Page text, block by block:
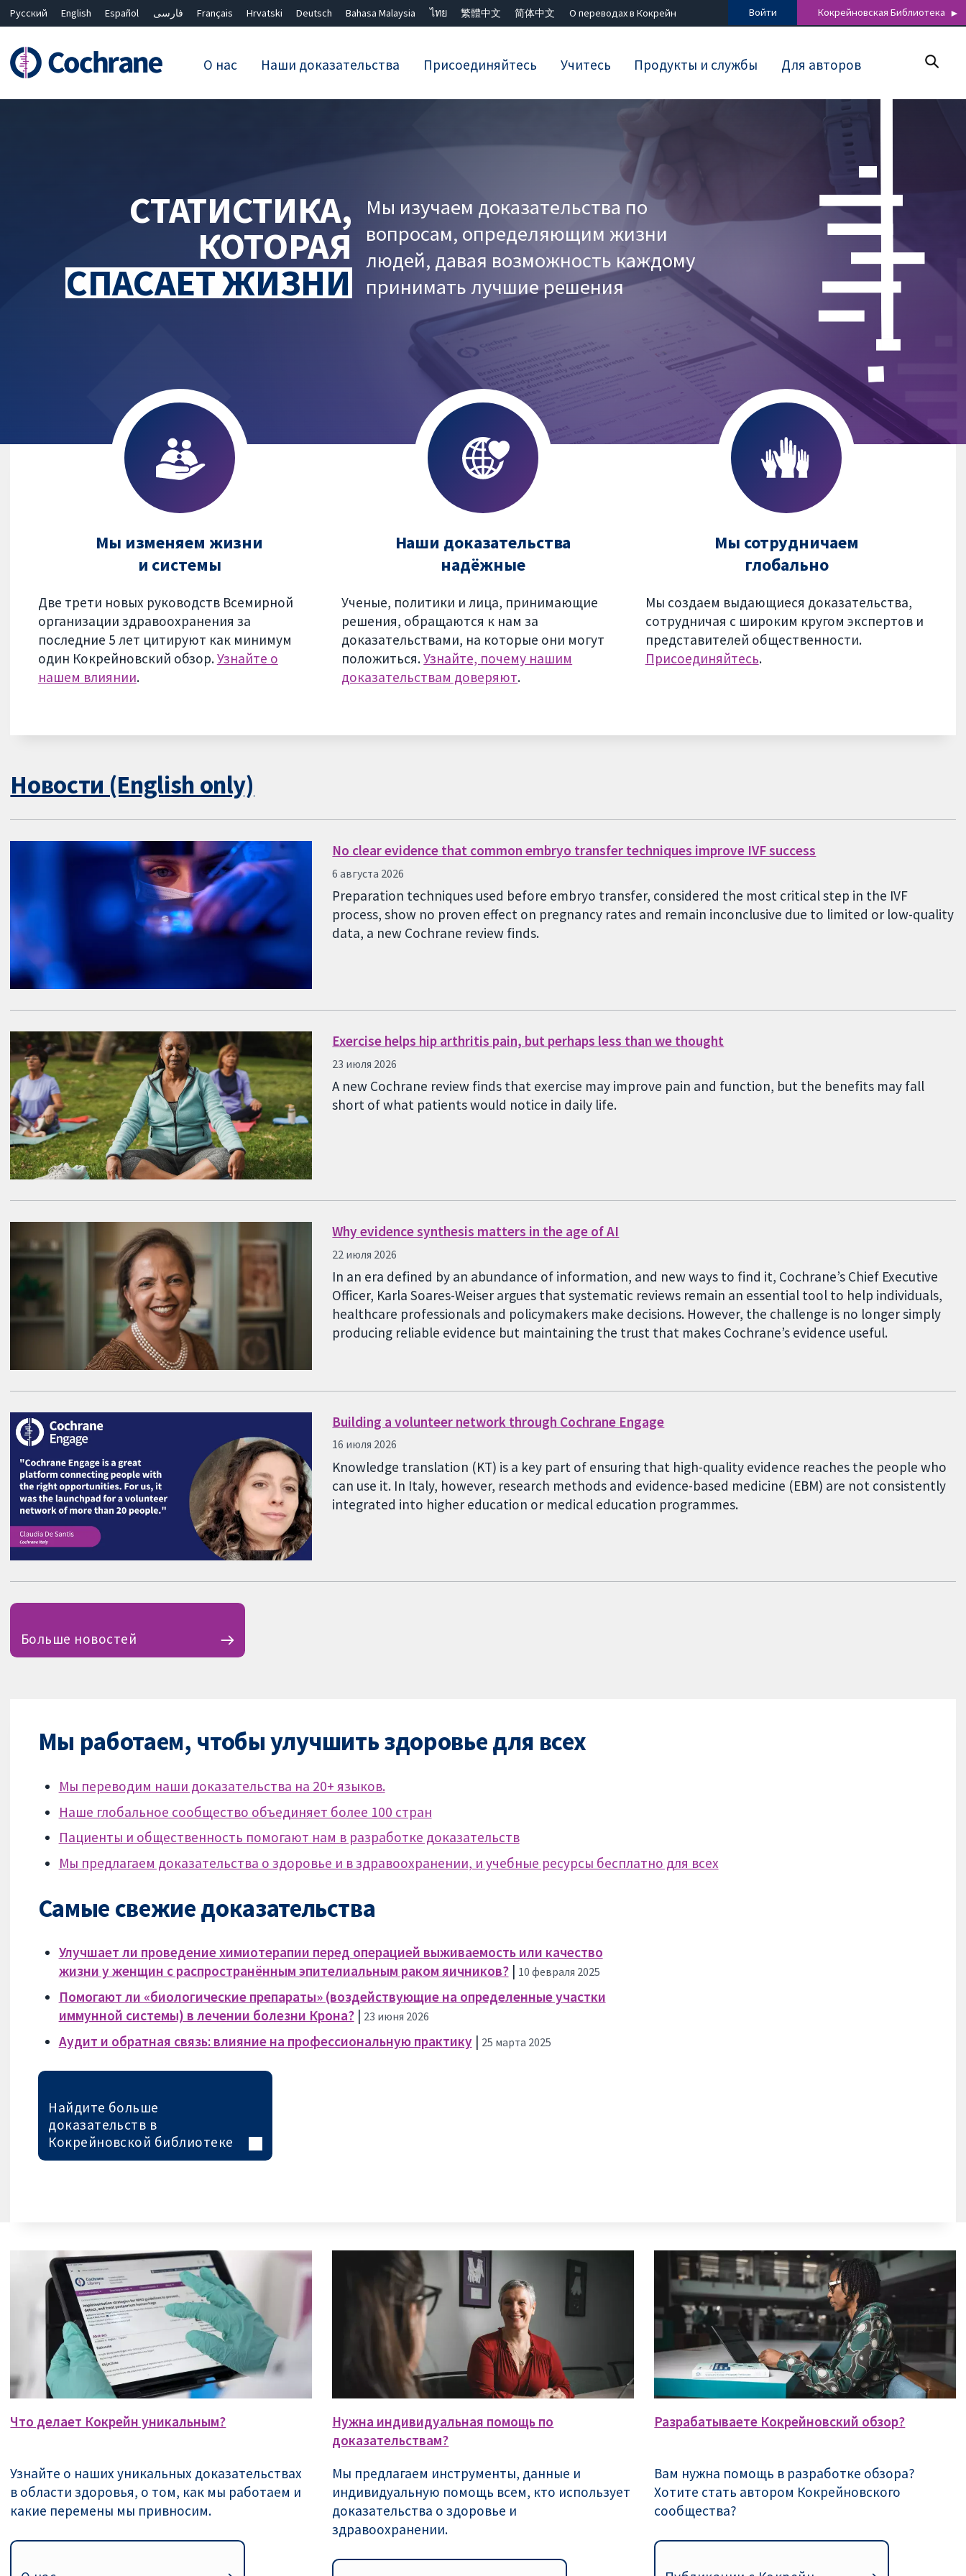
Русский English Español فارسی Français Hrvatski Deutsch Bahasa Malaysia ไทย 繁體中文 简体中文 О переводах в Кокрейн Войти Кокрейновская Библиотека
О нас Наши доказательства Присоединяйтесь Учитесь Продукты и службы Для авторов
СТАТИСТИКА,
КОТОРАЯ
СПАСАЕТ ЖИЗНИ
Мы изучаем доказательства по
вопросам, определяющим жизни
людей, давая возможность каждому
принимать лучшие решения
Мы изменяем жизни
и системы
Две трети новых руководств Всемирной
организации здравоохранения за
последние 5 лет цитируют как минимум
один Кокрейновский обзор.Узнайте о
нашем влиянии.
Наши доказательства
надёжные
Ученые, политики и лица, принимающие
решения, обращаются к нам за
доказательствами, на которые они могут
положиться.Узнайте, почему нашим
доказательствам доверяют.
Мы сотрудничаем
глобально
Мы создаем выдающиеся доказательства,
сотрудничая с широким кругом экспертов и
представителей общественности.
Присоединяйтесь.
Новости (English only)
No clear evidence that common embryo transfer techniques improve IVF success
6 августа 2026
Preparation techniques used before embryo transfer, considered the most critical step in the IVF
process, show no proven effect on pregnancy rates and remain inconclusive due to limited or low-quality
data, a new Cochrane review finds.
Exercise helps hip arthritis pain, but perhaps less than we thought
23 июля 2026
A new Cochrane review finds that exercise may improve pain and function, but the benefits may fall
short of what patients would notice in daily life.
Why evidence synthesis matters in the age of AI
22 июля 2026
In an era defined by an abundance of information, and new ways to find it, Cochrane’s Chief Executive
Officer, Karla Soares-Weiser argues that systematic reviews remain an essential tool to help individuals,
healthcare professionals and policymakers make decisions. However, the challenge is no longer simply
producing reliable evidence but maintaining the trust that makes Cochrane’s evidence useful.
Building a volunteer network through Cochrane Engage
16 июля 2026
Knowledge translation (KT) is a key part of ensuring that high-quality evidence reaches the people who
can use it. In Italy, however, research methods and evidence-based medicine (EBM) are not consistently
integrated into higher education or medical education programmes.
Больше новостей
Мы работаем, чтобы улучшить здоровье для всех
Мы переводим наши доказательства на 20+ языков.
Наше глобальное сообщество объединяет более 100 стран
Пациенты и общественность помогают нам в разработке доказательств
Мы предлагаем доказательства о здоровье и в здравоохранении, и учебные ресурсы бесплатно для всех
Самые свежие доказательства
Улучшает ли проведение химиотерапии перед операцией выживаемость или качество
жизни у женщин с распространённым эпителиальным раком яичников?| 10 февраля 2025
Помогают ли «биологические препараты» (воздействующие на определенные участки
иммунной системы) в лечении болезни Крона?| 23 июня 2026
Аудит и обратная связь: влияние на профессиональную практику | 25 марта 2025
Найдите больше
доказательств в
Кокрейновской библиотеке
Что делает Кокрейн уникальным?
Узнайте о наших уникальных доказательствах
в области здоровья, о том, как мы работаем и
какие перемены мы привносим.
Нужна индивидуальная помощь по
доказательствам?
Мы предлагаем инструменты, данные и
индивидуальную помощь всем, кто использует
доказательства о здоровье и
здравоохранении.
Разрабатываете Кокрейновский обзор?
Вам нужна помощь в разработке обзора?
Хотите стать автором Кокрейновского
сообщества?